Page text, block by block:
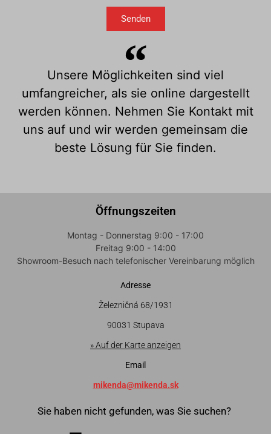
Senden
Unsere Möglichkeiten sind viel
umfangreicher, als sie online dargestellt
werden können. Nehmen Sie Kontakt mit
uns auf und wir werden gemeinsam die
beste Lösung für Sie finden.
Öffnungszeiten
Montag - Donnerstag 9:00 - 17:00
Freitag 9:00 - 14:00
Showroom-Besuch nach telefonischer Vereinbarung möglich
Adresse
Železničná 68/1931
90031 Stupava
» Auf der Karte anzeigen
Email
mikenda@mikenda.sk
Sie haben nicht gefunden, was Sie suchen?